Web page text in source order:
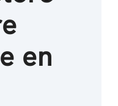
en